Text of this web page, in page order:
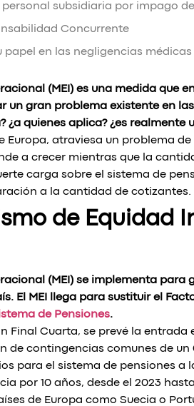
subsidiaria por impago
Concurrente
papel en las negligencias médicas
(MEI) es una medida que
gran problema existente en
quienes aplica? ¿es realmente
Europa, atraviesa un problema
a crecer mientras que la
carga sobre el sistema de
a la cantidad de cotizantes.
de Equidad
(MEI) se implementa
El MEI llega para sustituir el
de Pensiones.
Final Cuarta, se prevé la entrada
de contingencias comunes de un
para el sistema de pensiones a
por 10 años, desde el 2023 hasta
de Europa como Suecia o